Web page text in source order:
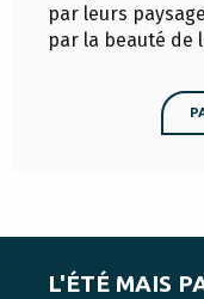
par leurs
par la beauté de
L'ÉTÉ MAIS